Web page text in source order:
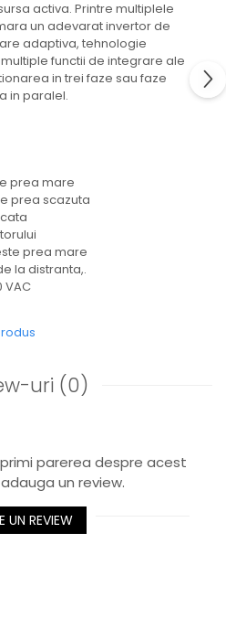
activa. Printre multiplele
un adevarat invertor de
adaptiva, tehnologie
functii de integrare ale
in trei faze sau faze
in paralel.
prea mare
prea scazuta
prea mare
la distranta,.
VAC
uri (0)
parerea despre acest
un review.
UN REVIEW